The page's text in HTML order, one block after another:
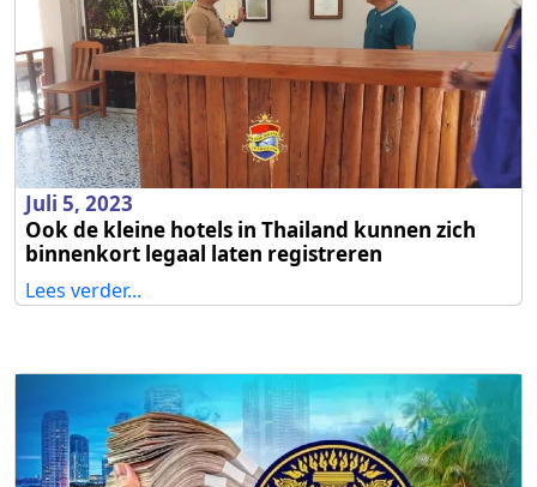
Juli 5, 2023
Ook de kleine hotels in Thailand kunnen zich
binnenkort legaal laten registreren
Lees verder...